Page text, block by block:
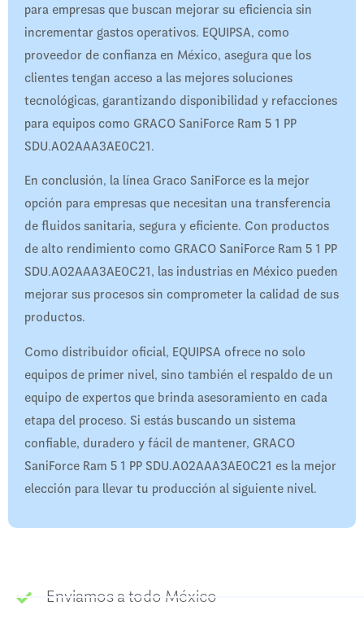
para empresas que buscan mejorar su eficiencia sin
incrementar gastos operativos. EQUIPSA, como
proveedor de confianza en México, asegura que los
clientes tengan acceso a las mejores soluciones
tecnológicas, garantizando disponibilidad y refacciones
para equipos como GRACO SaniForce Ram 5 1 PP
SDU.A02AAA3AE0C21.
En conclusión, la línea Graco SaniForce es la mejor
opción para empresas que necesitan una transferencia
de fluidos sanitaria, segura y eficiente. Con productos
de alto rendimiento como GRACO SaniForce Ram 5 1 PP
SDU.A02AAA3AE0C21, las industrias en México pueden
mejorar sus procesos sin comprometer la calidad de sus
productos.
Como distribuidor oficial, EQUIPSA ofrece no solo
equipos de primer nivel, sino también el respaldo de un
equipo de expertos que brinda asesoramiento en cada
etapa del proceso. Si estás buscando un sistema
confiable, duradero y fácil de mantener, GRACO
SaniForce Ram 5 1 PP SDU.A02AAA3AE0C21 es la mejor
elección para llevar tu producción al siguiente nivel.
Enviamos a todo México